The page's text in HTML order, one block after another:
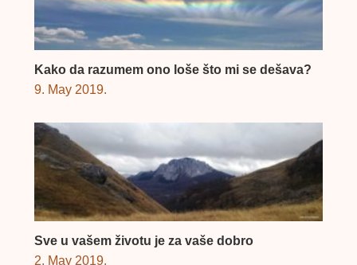
Kako da razumem ono loše što mi se dešava?
9. May 2019.
Sve u vašem životu je za vaše dobro
2. May 2019.